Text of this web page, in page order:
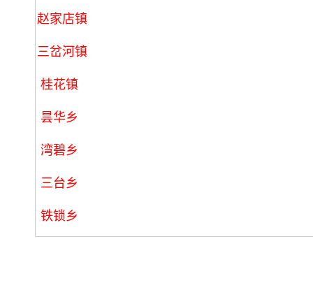
赵家店镇
三岔河镇
桂花镇
昙华乡
湾碧乡
三台乡
铁锁乡